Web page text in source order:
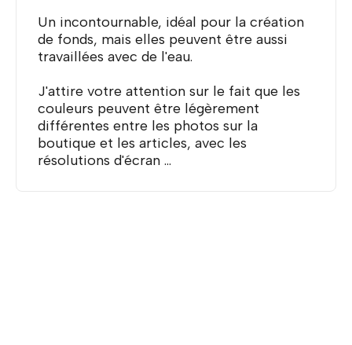
Un incontournable, idéal pour la création
de fonds, mais elles peuvent être aussi
travaillées avec de l'eau.
J'attire votre attention sur le fait que les
couleurs peuvent être légèrement
différentes entre les photos sur la
boutique et les articles, avec les
résolutions d'écran ...